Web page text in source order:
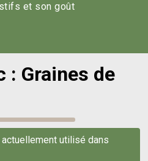
et son goût
: Graines de
utilisé dans